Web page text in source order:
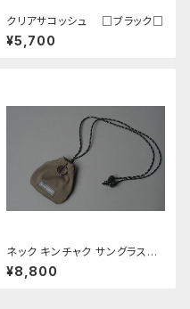
クリアサコッシュ □ブラック□
¥5,700
ネック キンチャク サングラスホ
ルダー □オリーブ・ブラック□
¥8,800